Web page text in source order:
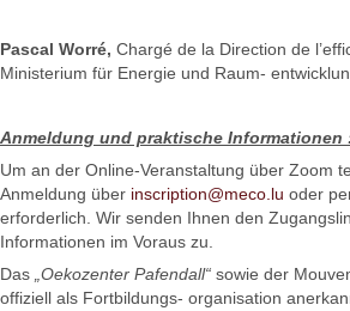
Pascal Worré, Chargé de la Direction de
Ministerium für Energie und Raum-
Anmeldung und praktische Informationen
Um an der Online-Veranstaltung über Zoom
Anmeldung über inscription@meco.lu oder
erforderlich. Wir senden Ihnen den
Informationen im Voraus zu.
Das „Oekozenter Pafendall“ sowie der
offiziell als Fortbildungs- organisation